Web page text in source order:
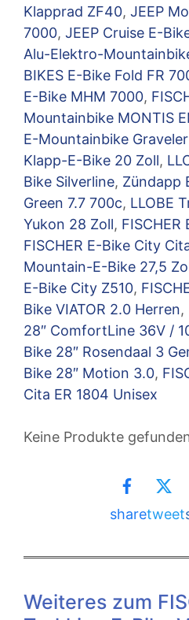
Klapprad ZF40, JEEP
7000, JEEP Cruise E-
Alu-Elektro-
BIKES E-Bike Fold FR
E-Bike MHM 7000,
Mountainbike MONTIS
E-Mountainbike
Klapp-E-Bike 20 Zoll,
Bike Silverline, Zündapp
Green 7.7 700c, LLOBE
Yukon 28 Zoll, FISCHER
FISCHER E-Bike City
Mountain-E-Bike 27,5
E-Bike City Z510,
Bike VIATOR 2.0 Herren,
28″ ComfortLine 36V /
Bike 28″ Rosendaal 3
Bike 28″ Motion 3.0,
Cita ER 1804 Unisex
Keine Produkte
sharetweet
Weiteres zum